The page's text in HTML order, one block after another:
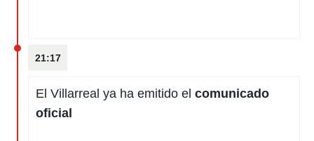
21:17
El Villarreal ya ha emitido el comunicado
oficial